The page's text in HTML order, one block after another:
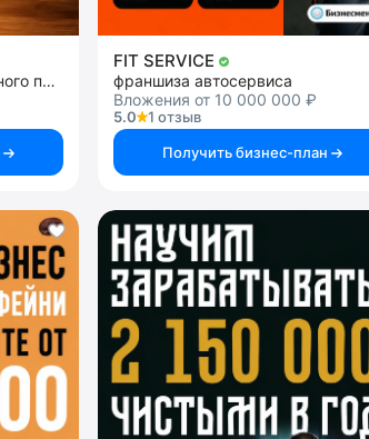
франшиза магазина разливного пива
FIT SERVICE
франшиза автосервиса
Вложения от 10 000 000 ₽
5.0
1 отзыв
Получить бизнес-план